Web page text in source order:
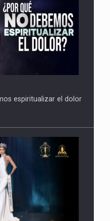
espiritualizar el dolor